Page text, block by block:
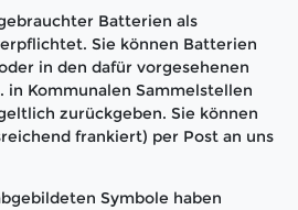
Batterien als
Sie können Batterien
in den dafür vorgesehenen
in Kommunalen Sammelstellen
zurückgeben. Sie können
frankiert) per Post an uns
Symbole haben